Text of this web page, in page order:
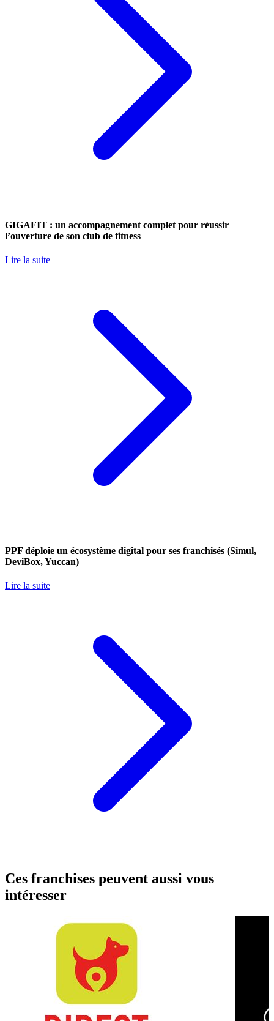
GIGAFIT : un accompagnement complet pour réussir
l’ouverture de son club de fitness
Lire la suite
PPF déploie un écosystème digital pour ses franchisés (Simul,
DeviBox, Yuccan)
Lire la suite
Ces franchises peuvent aussi vous
intéresser